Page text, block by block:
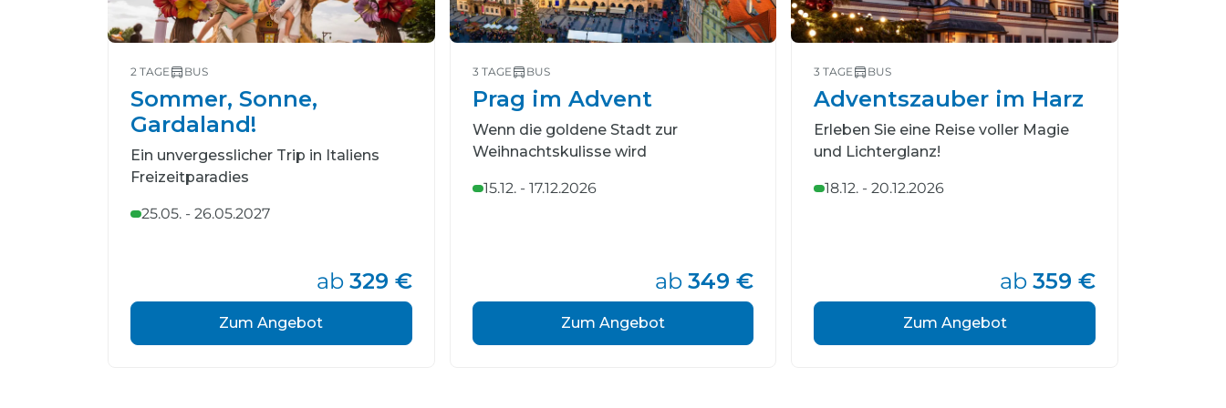
2 TAGE BUS
Sommer, Sonne,
Gardaland!
Ein unvergesslicher Trip in Italiens
Freizeitparadies
25.05. - 26.05.2027
ab 329 €
Zum Angebot
3 TAGE BUS
Prag im Advent
Wenn die goldene Stadt zur
Weihnachtskulisse wird
15.12. - 17.12.2026
ab349 €
Zum Angebot
3 TAGE BUS
Adventszauber im Harz
Erleben Sie eine Reise voller Magie
und Lichterglanz!
18.12. - 20.12.2026
ab 359 €
Zum Angebot